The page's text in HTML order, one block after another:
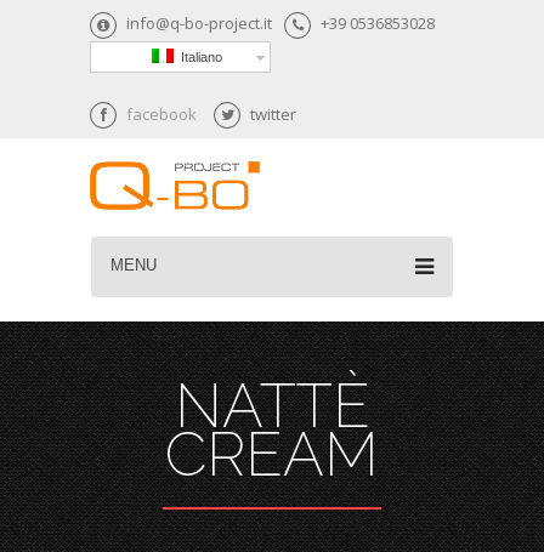
info@q-bo-project.it +39 0536853028
Italiano
facebook twitter
MENU
NATTÈ
CREAM